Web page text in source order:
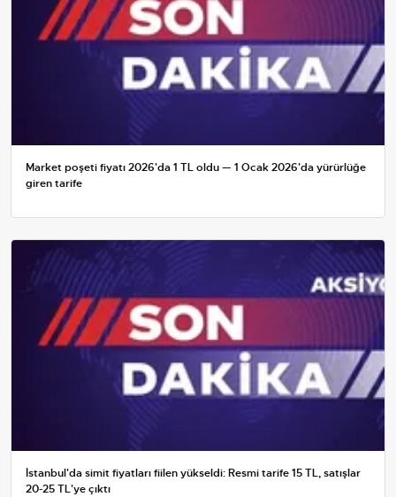
Market poşeti fiyatı 2026'da 1 TL oldu — 1 Ocak 2026'da yürürlüğe
giren tarife
İstanbul'da simit fiyatları fiilen yükseldi: Resmi tarife 15 TL, satışlar
20-25 TL'ye çıktı